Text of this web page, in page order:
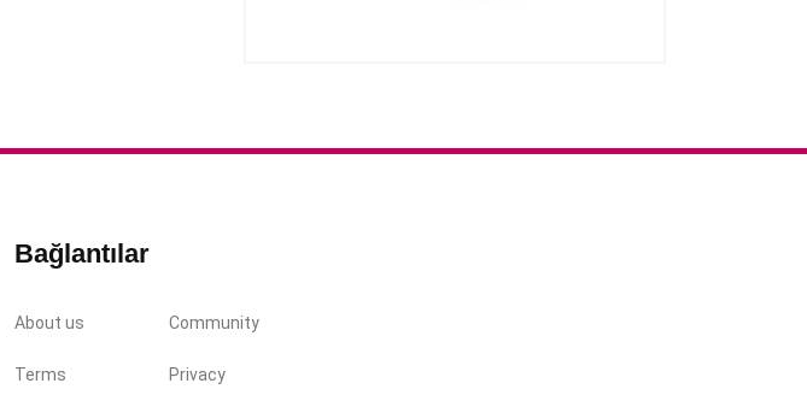
Bağlantılar
About us Community
Terms Privacy